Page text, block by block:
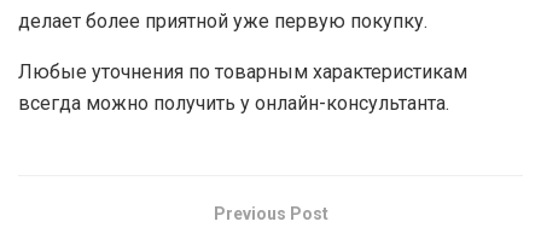
делает более приятной уже первую покупку.
Любые уточнения по товарным характеристикам
всегда можно получить у онлайн-консультанта.
Previous Post